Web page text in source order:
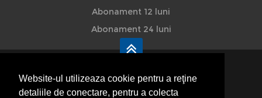
Website-ul utilizeaza cookie pentru a reţine
detaliile de conectare, pentru a colecta
Abonament 12 luni
Abonament 24 luni
HVP - Hoteluri Vile Pensiuni